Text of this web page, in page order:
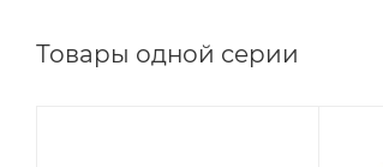
Товары одной серии